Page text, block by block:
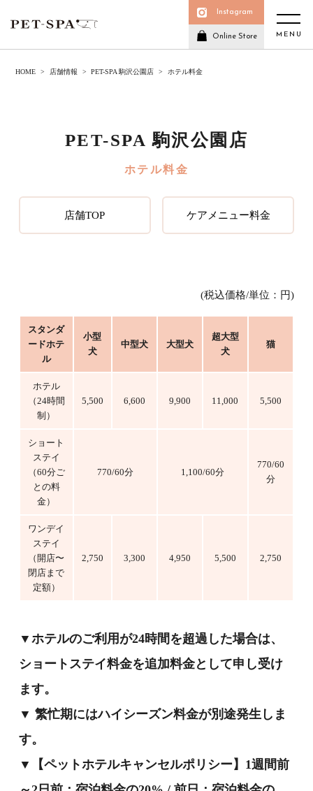
Instagram
Online Store MENU
HOME 店舗情報 PET-SPA 駒沢公園店 ホテル料金
PET-SPA 駒沢公園店
ホテル料金
店舗TOP ケアメニュー料金
(税込価格/単位：円)
スタンダ
ードホテ
ル
小型
犬
中型犬 大型犬
超大型
犬
猫
ホテル
（24時間
制）
5,500 6,600 9,900 11,000 5,500
ショート
ステイ
（60分ご
との料
金）
770/60分 1,100/60分
770/60
分
ワンデイ
ステイ
（開店〜
閉店まで
定額）
2,750 3,300 4,950 5,500 2,750
▼ホテルのご利用が24時間を超過した場合は、
ショートステイ料金を追加料金として申し受け
ます。
▼ 繁忙期にはハイシーズン料金が別途発生しま
す。
▼【ペットホテルキャンセルポリシー】1週間前